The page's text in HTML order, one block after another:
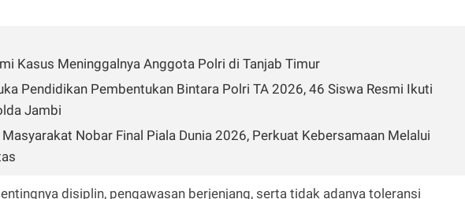
Kasus Meninggalnya Anggota Polri di Tanjab Timur
Pendidikan Pembentukan Bintara Polri TA 2026, 46 Siswa Resmi Ikuti
Jambi
Nobar Final Piala Dunia 2026, Perkuat Kebersamaan Melalui
disiplin, pengawasan berjenjang, serta tidak adanya toleransi